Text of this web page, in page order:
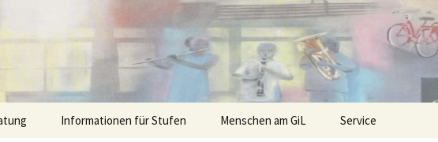
Informationen für Stufen Menschen am GiL Service